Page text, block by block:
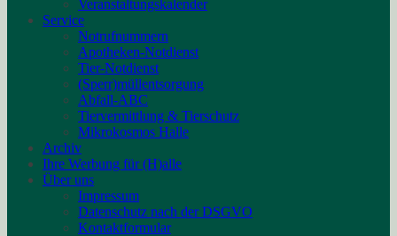
Veranstaltungskalender
Service
Notrufnummern
Apotheken-Notdienst
Tier-Notdienst
(Sperr)müllentsorgung
Abfall-ABC
Tiervermittlung & Tierschutz
Mikrokosmos Halle
Archiv
Ihre Werbung für (H)alle
Über uns
Impressum
Datenschutz nach der DSGVO
Kontaktformular